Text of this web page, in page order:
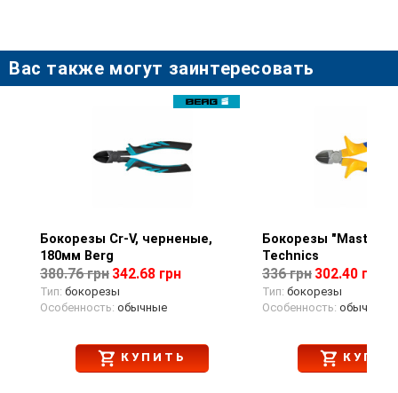
Вас также могут заинтересовать
Просмотр товара
Бокорезы Cr-V, черненые,
180мм Berg
380.76 грн 342.68 грн
Тип: бокорезы
Особенность: обычные
КУПИТЬ
Просмотр
Бокорезы "Master",
Technics
336 грн 302.40 грн
Тип: бокорезы
Особенность: обычные